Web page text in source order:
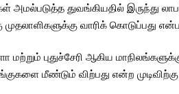
துவங்கியதில் இருந்து
வாரிக் கொடுப்பது
மற்றும் புதுச்சேரி ஆகிய
மீண்டும் விற்பது என்ற